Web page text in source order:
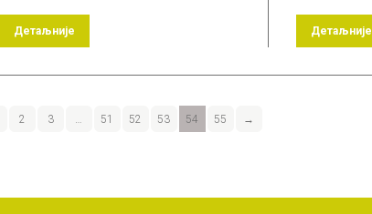
Детаљније Детаљније
2 3 … 51 52 53 54 55 →